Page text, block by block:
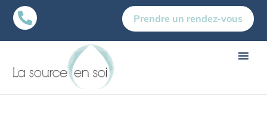
 Prendre un rendez-vous